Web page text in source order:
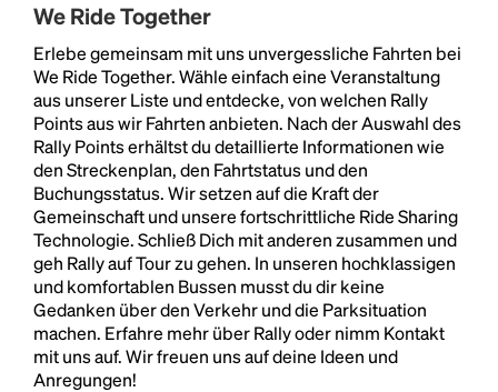
We Ride Together
Erlebe gemeinsam mit uns unvergessliche Fahrten bei
We Ride Together. Wähle einfach eine Veranstaltung
aus unserer Liste und entdecke, von welchen Rally
Points aus wir Fahrten anbieten. Nach der Auswahl des
Rally Points erhältst du detaillierte Informationen wie
den Streckenplan, den Fahrtstatus und den
Buchungsstatus. Wir setzen auf die Kraft der
Gemeinschaft und unsere fortschrittliche Ride Sharing
Technologie. Schließ Dich mit anderen zusammen und
geh Rally auf Tour zu gehen. In unseren hochklassigen
und komfortablen Bussen musst du dir keine
Gedanken über den Verkehr und die Parksituation
machen. Erfahre mehr über Rally oder nimm Kontakt
mit uns auf. Wir freuen uns auf deine Ideen und
Anregungen!
Headline
Lorem Ipsum is simply dummy text of the printing
and typesetting industry.Lorem Ipsum has been the
industry's standarddummy text ever since the
1500s, when an unknown printer took a galley of
type and scrambled it to make a type specimen
book. It has survived not only five centuries, but also
the leap into electronic typesetting, remaining
essentially unchanged.